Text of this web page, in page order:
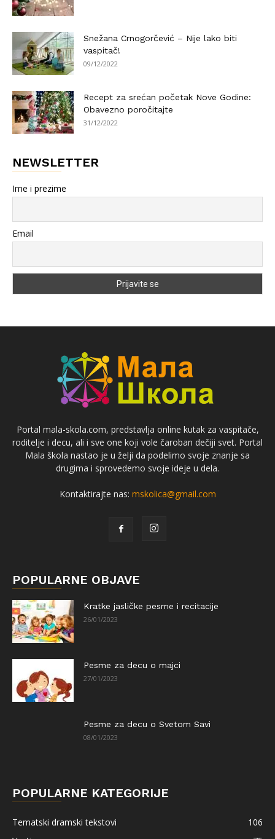
Snežana Crnogorčević – Nije lako biti
vaspitač!
09/12/2022
Recept za srećan početak Nove Godine:
Obavezno poročitajte
31/12/2022
NEWSLETTER
Ime i prezime
Email
Portal mala-skola.com, predstavlja online kutak za vaspitače,
roditelje i decu, ali i sve one koji vole čaroban dečiji svet. Portal
Mala škola nastao je u želji da podelimo svoje znanje sa
drugima i sprovedemo svoje ideje u dela.
Kontaktirajte nas: mskolica@gmail.com
POPULARNE OBJAVE
Kratke jasličke pesme i recitacije
26/01/2023
Pesme za decu o majci
27/01/2023
Pesme za decu o Svetom Savi
08/01/2023
POPULARNE KATEGORIJE
Tematski dramski tekstovi
106